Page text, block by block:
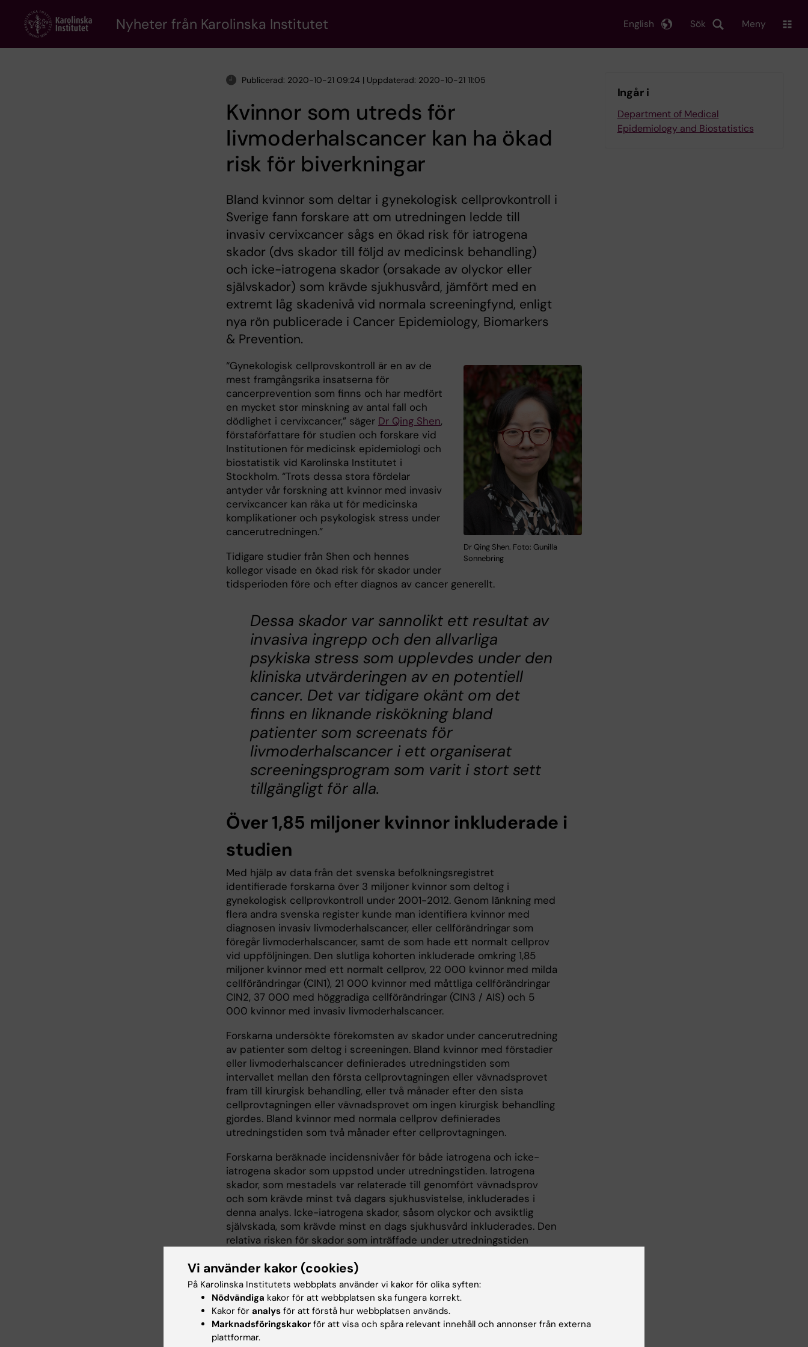
content
Nyheter från Karolinska Institutet Sök
English Meny
Publicerad: 2020-10-21 09:24 | Uppdaterad: 2020-10-21 11:05
Kvinnor som utreds för
livmoderhalscancer kan ha ökad
risk för biverkningar
Bland kvinnor som deltar i gynekologisk cellprovkontroll i
Sverige fann forskare att om utredningen ledde till
invasiv cervixcancer sågs en ökad risk för iatrogena
skador (dvs skador till följd av medicinsk behandling)
och icke-iatrogena skador (orsakade av olyckor eller
självskador) som krävde sjukhusvård, jämfört med en
extremt låg skadenivå vid normala screeningfynd, enligt
nya rön publicerade i Cancer Epidemiology, Biomarkers
& Prevention.
Dr Qing Shen. Foto: Gunilla
Sonnebring
“Gynekologisk cellprovskontroll är en av de
mest framgångsrika insatserna för
cancerprevention som finns och har medfört
en mycket stor minskning av antal fall och
dödlighet i cervixcancer,” säger Dr Qing Shen,
förstaförfattare för studien och forskare vid
Institutionen för medicinsk epidemiologi och
biostatistik vid Karolinska Institutet i
Stockholm. “Trots dessa stora fördelar
antyder vår forskning att kvinnor med invasiv
cervixcancer kan råka ut för medicinska
komplikationer och psykologisk stress under
cancerutredningen.”
Tidigare studier från Shen och hennes
kollegor visade en ökad risk för skador under
tidsperioden före och efter diagnos av cancer generellt.
Dessa skador var sannolikt ett resultat av
invasiva ingrepp och den allvarliga
psykiska stress som upplevdes under den
kliniska utvärderingen av en potentiell
cancer. Det var tidigare okänt om det
finns en liknande riskökning bland
patienter som screenats för
livmoderhalscancer i ett organiserat
screeningsprogram som varit i stort sett
tillgängligt för alla.
Över 1,85 miljoner kvinnor inkluderade i
studien
Med hjälp av data från det svenska befolkningsregistret
identifierade forskarna över 3 miljoner kvinnor som deltog i
gynekologisk cellprovkontroll under 2001-2012. Genom länkning med
flera andra svenska register kunde man identifiera kvinnor med
diagnosen invasiv livmoderhalscancer, eller cellförändringar som
föregår livmoderhalscancer, samt de som hade ett normalt cellprov
vid uppföljningen. Den slutliga kohorten inkluderade omkring 1,85
miljoner kvinnor med ett normalt cellprov, 22 000 kvinnor med milda
cellförändringar (CIN1), 21 000 kvinnor med måttliga cellförändringar
CIN2, 37 000 med höggradiga cellförändringar (CIN3 / AIS) och 5
000 kvinnor med invasiv livmoderhalscancer.
Forskarna undersökte förekomsten av skador under cancerutredning
av patienter som deltog i screeningen. Bland kvinnor med förstadier
eller livmoderhalscancer definierades utredningstiden som
intervallet mellan den första cellprovtagningen eller vävnadsprovet
fram till kirurgisk behandling, eller två månader efter den sista
cellprovtagningen eller vävnadsprovet om ingen kirurgisk behandling
gjordes. Bland kvinnor med normala cellprov definierades
utredningstiden som två månader efter cellprovtagningen.
Forskarna beräknade incidensnivåer för både iatrogena och icke-
iatrogena skador som uppstod under utredningstiden. Iatrogena
skador, som mestadels var relaterade till genomfört vävnadsprov
och som krävde minst två dagars sjukhusvistelse, inkluderades i
denna analys. Icke-iatrogena skador, såsom olyckor och avsiktlig
självskada, som krävde minst en dags sjukhusvård inkluderades. Den
relativa risken för skador som inträffade under utredningstiden
livmoderhalscancer eller förstadier till livmoderhalscancer med
kvinnor med normala cellprov, och justerades för ålder,
kalenderperiod, deltagande i provtagning, utbildning, inkomst, och
civilstånd.
Ingår i
Department of Medical
Epidemiology and Biostatistics
Vi använder kakor (cookies)
På Karolinska Institutets webbplats använder vi kakor för olika syften:
Nödvändiga kakor för att webbplatsen ska fungera korrekt.
Kakor för analys för att förstå hur webbplatsen används.
Marknadsföringskakor för att visa och spåra relevant innehåll och annonser från externa
plattformar.